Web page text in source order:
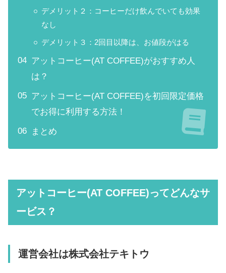
デメリット２：コーヒーだけ飲んでいても効果
なし
デメリット３：2回目以降は、お値段がはる
アットコーヒー(AT COFFEE)がおすすめ人
は？
アットコーヒー(AT COFFEE)を初回限定価格
でお得に利用する方法！
まとめ
アットコーヒー(AT COFFEE)ってどんなサ
ービス？
運営会社は株式会社テキトウ